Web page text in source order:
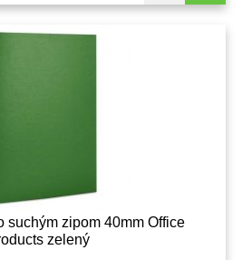
suchým zipom 40mm Office
zelený